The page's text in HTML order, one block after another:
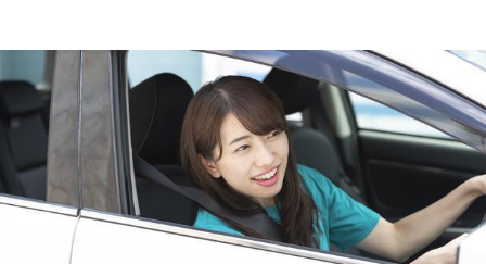
で詳しくは
へお問合せください。
す。（車種により作業時間は異なります）
また、
ネット予約しておくと作業開始までの待ち時間が大幅
に短縮できます。